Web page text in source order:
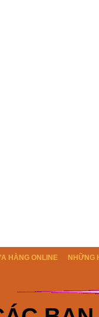
HÀNG ONLINE NHỮNG